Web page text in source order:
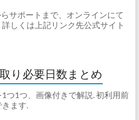
サポートまで、オンラインにて
しくは上記リンク先公式サイト
り必要日数まとめ
つ1つ、画像付きで解説. 初利用前
ます.